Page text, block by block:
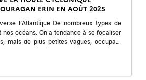
ERIN EN AOÛT 2025
l’Atlantique De nombreux types de
nos océans. On a tendance à se focaliser
mais de plus petites vagues, occupant